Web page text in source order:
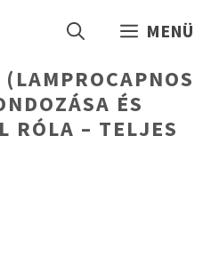
MENÜ
ÉS
RÓLA – TELJES